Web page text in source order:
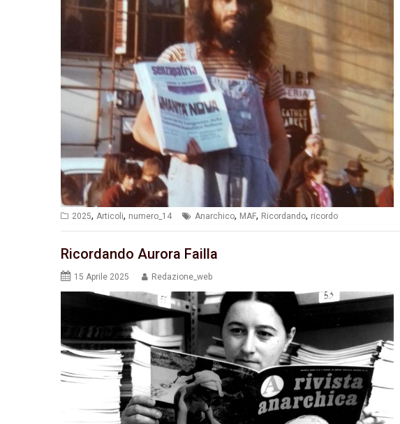
2025, Articoli, numero_14 Anarchico, MAF, Ricordando, ricordo
Ricordando Aurora Failla
15 Aprile 2025 Redazione_web